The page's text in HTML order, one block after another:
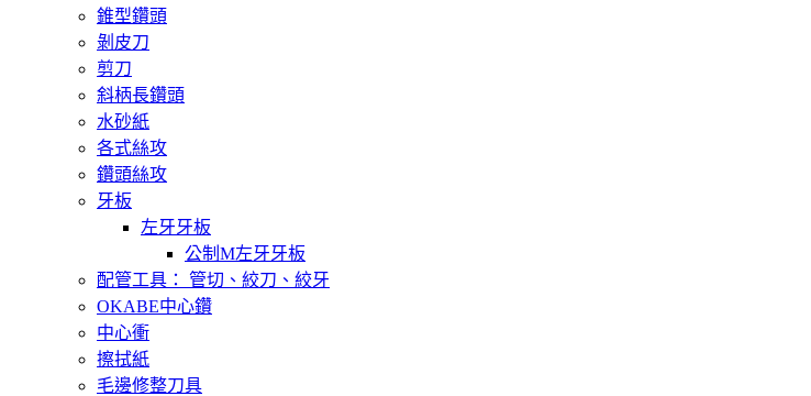
錐型鑽頭
剝皮刀
剪刀
斜柄長鑽頭
水砂紙
各式絲攻
鑽頭絲攻
牙板
左牙牙板
公制M左牙牙板
配管工具： 管切、絞刀、絞牙
OKABE中心鑽
中心衝
擦拭紙
毛邊修整刀具